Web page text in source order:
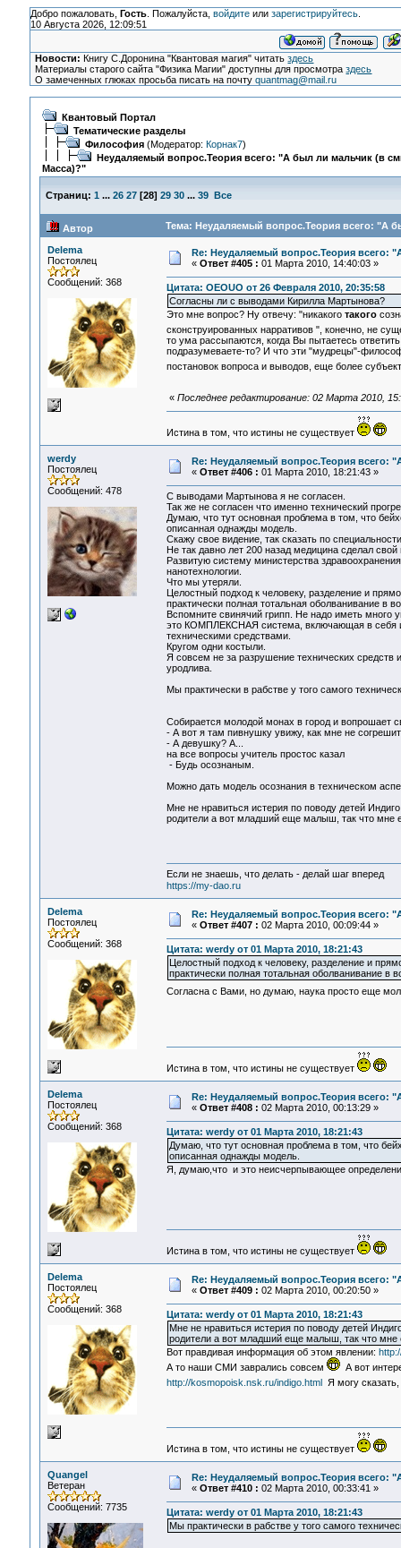
Добро пожаловать, Гость. Пожалуйста, войдитеили зарегистрируйтесь.
10 Августа 2026, 12:09:51
Новости: Книгу С.Доронина "Квантовая магия" читатьздесь
Материалы старого сайта "Физика Магии" доступны для просмотраздесь
О замеченных глюках просьба писать на почтуquantmag@mail.ru
Квантовый Портал
Тематические разделы
Философия(Модератор: Корнак7)
Неудаляемый вопрос.Теория всего: "А был ли мальчик (в
Масса)?"
Страниц: 1 ... 26 27[28] 29 30 ... 39 Все
Автор Тема: Неудаляемый вопрос.Теория всего: "А
Delema
Постоялец
Сообщений: 368
Re: Неудаляемый вопрос.Теория всего:
« Ответ #405 : 01 Марта 2010, 14:40:03 »
Цитата: OEOUO от 26 Февраля 2010, 20:35:58
Согласны ли с выводами Кирилла Мартынова?
Это мне вопрос? Ну отвечу: "никакого такого
сконструированных нарративов ", конечно, не
то ума рассыпаются, когда Вы пытаетесь
подразумеваете-то? И что эти "мудрецы"-
постановок вопроса и выводов, еще более
« Последнее редактирование: 02 Марта 2010,
Истина в том, что истины не существует
werdy
Постоялец
Сообщений: 478
Re: Неудаляемый вопрос.Теория всего:
« Ответ #406 : 01 Марта 2010, 18:21:43 »
С выводами Мартынова я не согласен.
Так же не согласен что именно технический
Думаю, что тут основная проблема в том, что
описанная однажды модель.
Скажу свое видение, так сказать по
Не так давно лет 200 назад медицина сделал
Развитую систему министерства
нанотехнологии.
Что мы утеряли.
Целостный подход к человеку, разделение и
практически полная тотальная оболванивание в
Вспомните свинячий грипп. Не надо иметь много
это КОМПЛЕКСНАЯ система, включающая в себя и
техническими средствами.
Кругом одни костыли.
Я совсем не за разрушение технических средств
уродлива.
Мы практически в рабстве у того самого
Собирается молодой монах в город и вопрошает
- А вот я там пивнушку увижу, как мне не
- А девушку? А...
на все вопросы учитель простос казал
- Будь осознаным.
Можно дать модель осознания в техническом
Мне не нравиться истерия по поводу детей
родители а вот младший еще малыш, так что мне
Если не знаешь, что делать - делай шаг вперед
https://my-dao.ru
Delema
Постоялец
Сообщений: 368
Re: Неудаляемый вопрос.Теория всего:
« Ответ #407 : 02 Марта 2010, 00:09:44 »
Цитата: werdy от 01 Марта 2010, 18:21:43
Целостный подход к человеку, разделение и
практически полная тотальная оболванивание в
Согласна с Вами, но думаю, наука просто еще
Истина в том, что истины не существует
Delema
Постоялец
Сообщений: 368
Re: Неудаляемый вопрос.Теория всего:
« Ответ #408 : 02 Марта 2010, 00:13:29 »
Цитата: werdy от 01 Марта 2010, 18:21:43
Думаю, что тут основная проблема в том, что
описанная однажды модель.
Я, думаю,что и это неисчерпывающее
Истина в том, что истины не существует
Delema
Постоялец
Сообщений: 368
Re: Неудаляемый вопрос.Теория всего:
« Ответ #409 : 02 Марта 2010, 00:20:50 »
Цитата: werdy от 01 Марта 2010, 18:21:43
Мне не нравиться истерия по поводу детей
родители а вот младший еще малыш, так что мне
Вот правдивая информация об этом явлении:
А то наши СМИ заврались совсем
А вот
http://kosmopoisk.nsk.ru/indigo.html
Я могу
Истина в том, что истины не существует
Quangel
Ветеран
Сообщений: 7735
Re: Неудаляемый вопрос.Теория всего:
« Ответ #410 : 02 Марта 2010, 00:33:41 »
Цитата: werdy от 01 Марта 2010, 18:21:43
Мы практически в рабстве у того самого